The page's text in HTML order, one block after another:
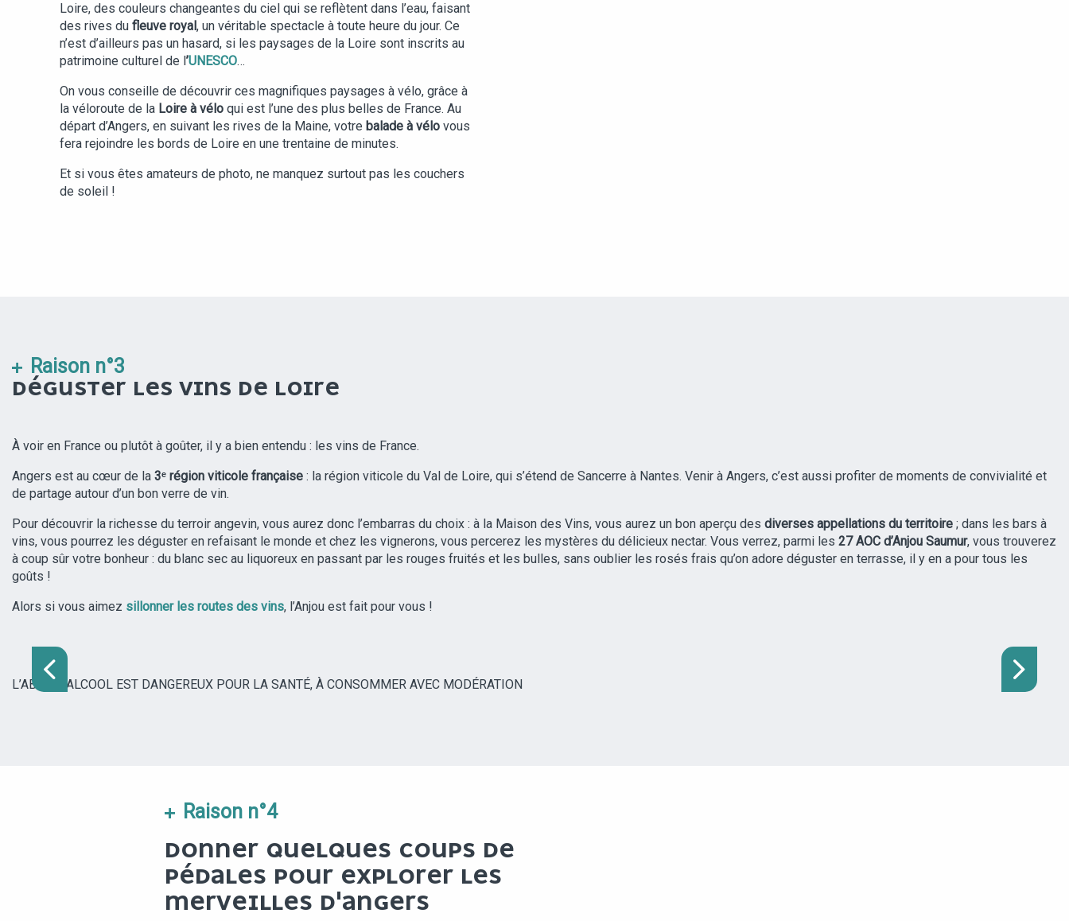
Loire, des couleurs changeantes du ciel qui se reflètent dans l’eau, faisant
des rives du fleuve royal , un véritable spectacle à toute heure du jour. Ce
n’est d’ailleurs pas un hasard, si les paysages de la Loire sont inscrits au
patrimoine culturel de l ’UNESCO…
On vous conseille de découvrir ces magnifiques paysages à vélo, grâce à
la véloroute de la Loire à vélo qui est l’une des plus belles de France. Au
départ d’Angers, en suivant les rives de la Maine, votre balade à vélo vous
fera rejoindre les bords de Loire en une trentaine de minutes.
Et si vous êtes amateurs de photo, ne manquez surtout pas les couchers
de soleil !
Raison n°3
DÉGUSTER LES VINS DE LOIRE
À voir en France ou plutôt à goûter, il y a bien entendu : les vins de France.
Angers est au cœur de la 3ᵉ région viticole française : la région viticole du Val de Loire, qui s’étend de Sancerre à Nantes. Venir à Angers, c’est aussi profiter de moments de convivialité et
de partage autour d’un bon verre de vin.
Pour découvrir la richesse du terroir angevin, vous aurez donc l’embarras du choix : à la Maison des Vins, vous aurez un bon aperçu des diverses appellations du territoire ; dans les bars à
vins, vous pourrez les déguster en refaisant le monde et chez les vignerons, vous percerez les mystères du délicieux nectar. Vous verrez, parmi les 27 AOC d’Anjou Saumur, vous trouverez
à coup sûr votre bonheur : du blanc sec au liquoreux en passant par les rouges fruités et les bulles, sans oublier les rosés frais qu’on adore déguster en terrasse, il y en a pour tous les
goûts !
Alors si vous aimez sillonner les routes des vins, l’Anjou est fait pour vous !
L’ABUS D’ALCOOL EST DANGEREUX POUR LA SANTÉ, À CONSOMMER AVEC MODÉRATION
Raison n°4
DONNER QUELQUES COUPS DE
PÉDALES POUR EXPLORER LES
MERVEILLES D'ANGERS